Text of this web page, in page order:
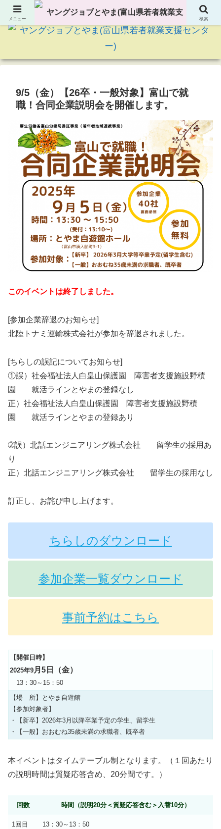
若者の就職に関する様々なサポートをしています
9/5（金）【26卒・一般対象】富山で就
職！合同企業説明会を開催します。
このイベントは終了しました。
[参加企業辞退のお知らせ]
北陸トナミ運輸株式会社が参加を辞退されました。
[ちらしの誤記についてお知らせ]
①誤）社会福祉法人白皇山保護園 障害者支援施設野積
園 就活ラインとやまの登録なし
正）社会福祉法人白皇山保護園 障害者支援施設野積
園 就活ラインとやまの登録あり
➁誤）北話エンジニアリング株式会社 留学生の採用あ
り
正）北話エンジニアリング株式会社 留学生の採用なし
訂正し、お詫び申し上げます。
ちらしのダウンロード
参加企業一覧ダウンロード
事前予約はこちら
【開催日時】
2025年9 月5日（金）
13：30～15：50
【場 所】とやま自遊館
【参加対象者】
・【新卒】2026年3月以降卒業予定の学生、留学生
・【一般】おおむね35歳未満の求職者、既卒者
本イベントはタイムテーブル制となります。（１回あたり
の説明時間は質疑応答含め、20分間です。）
回数 時間（説明20分＜質疑応答含む＞入替10分）
1回目 13：30～13：50
メニュー 検索